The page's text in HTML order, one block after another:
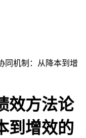
同机制：从降本到增
效方法论
到增效的